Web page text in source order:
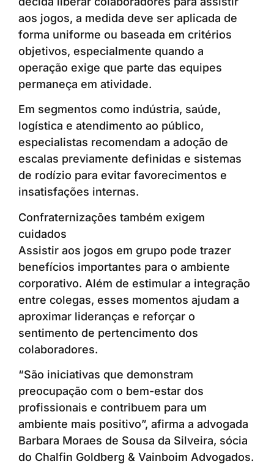
aos jogos, a medida deve ser aplicada de
forma uniforme ou baseada em critérios
objetivos, especialmente quando a
operação exige que parte das equipes
permaneça em atividade.
Em segmentos como indústria, saúde,
logística e atendimento ao público,
especialistas recomendam a adoção de
escalas previamente definidas e sistemas
de rodízio para evitar favorecimentos e
insatisfações internas.
Confraternizações também exigem
cuidados
Assistir aos jogos em grupo pode trazer
benefícios importantes para o ambiente
corporativo. Além de estimular a integração
entre colegas, esses momentos ajudam a
aproximar lideranças e reforçar o
sentimento de pertencimento dos
colaboradores.
“São iniciativas que demonstram
preocupação com o bem-estar dos
profissionais e contribuem para um
ambiente mais positivo”, afirma a advogada
Barbara Moraes de Sousa da Silveira, sócia
do Chalfin Goldberg & Vainboim Advogados.